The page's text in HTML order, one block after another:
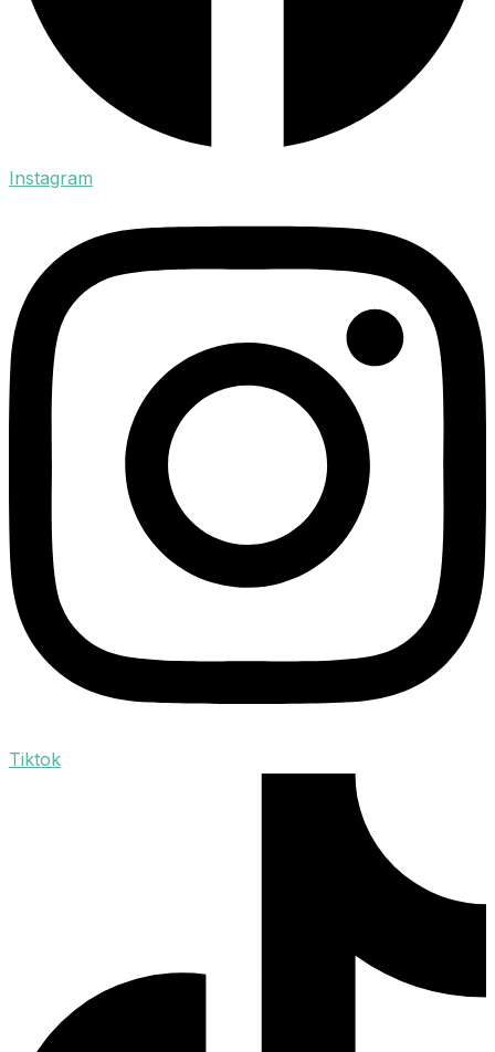
Instagram
Tiktok